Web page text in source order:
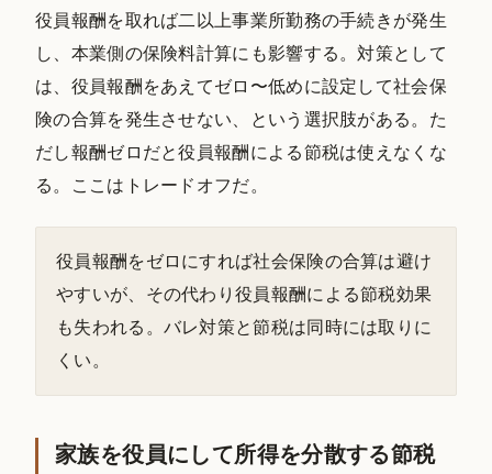
役員報酬を取れば二以上事業所勤務の手続きが発生
し、本業側の保険料計算にも影響する。対策として
は、役員報酬をあえてゼロ〜低めに設定して社会保
険の合算を発生させない、という選択肢がある。た
だし報酬ゼロだと役員報酬による節税は使えなくな
る。ここはトレードオフだ。
役員報酬をゼロにすれば社会保険の合算は避け
やすいが、その代わり役員報酬による節税効果
も失われる。バレ対策と節税は同時には取りに
くい。
家族を役員にして所得を分散する節税